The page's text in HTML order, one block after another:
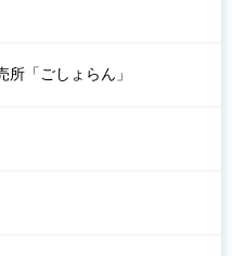
「ごしょらん」